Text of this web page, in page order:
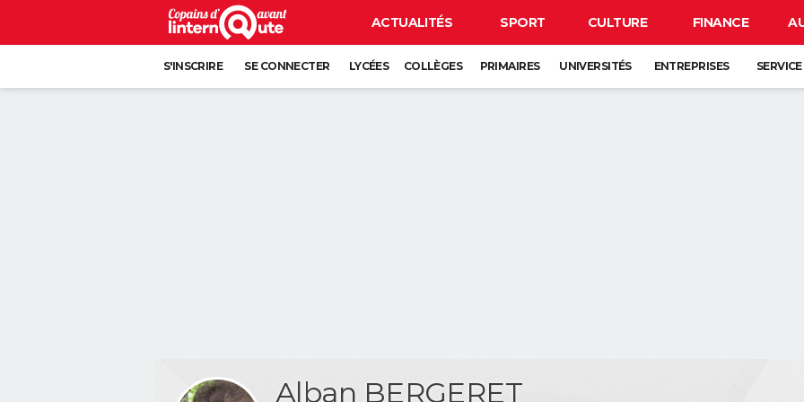
ACTUALITÉS SPORT CULTURE FINANCE
S'INSCRIRE SE CONNECTER LYCÉES COLLÈGES PRIMAIRES UNIVERSITÉS ENTREPRISES
Alban BERGERET